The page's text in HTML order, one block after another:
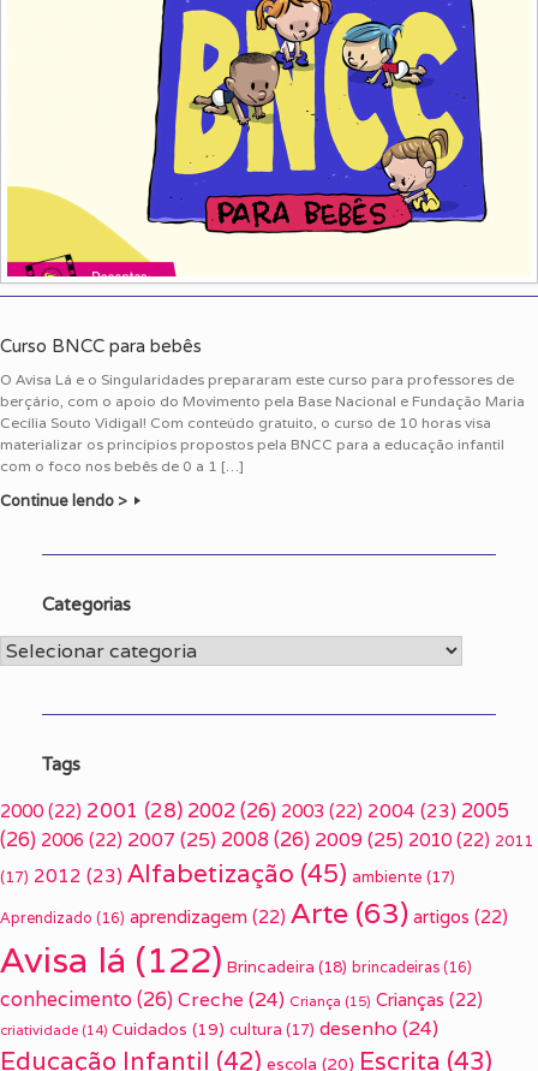
Curso BNCC para bebês
O Avisa Lá e o Singularidades prepararam este curso para professores de
berçário, com o apoio do Movimento pela Base Nacional e Fundação Maria
Cecília Souto Vidigal! Com conteúdo gratuito, o curso de 10 horas visa
materializar os princípios propostos pela BNCC para a educação infantil
com o foco nos bebês de 0 a 1 […]
Continue lendo >
Categorias
Categorias
Tags
2000 (22) 2001 (28) 2002(26) 2003 (22) 2004 (23) 2005
(26) 2006 (22) 2007 (25) 2008(26) 2009(25) 2010 (22) 2011
(17) 2012 (23) Alfabetização (45) ambiente (17)
Aprendizado (16) aprendizagem (22) Arte (63) artigos (22)
Avisa lá (122) Brincadeira (18) brincadeiras (16)
conhecimento(26) Creche (24) Criança (15) Crianças (22)
criatividade (14) Cuidados (19) cultura (17) desenho (24)
Educação Infantil (42) escola (20) Escrita (43)